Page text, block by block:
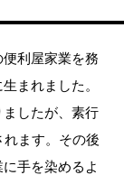
利屋家業を務
まれました。
したが、素行
ます。その後
手を染めるよ